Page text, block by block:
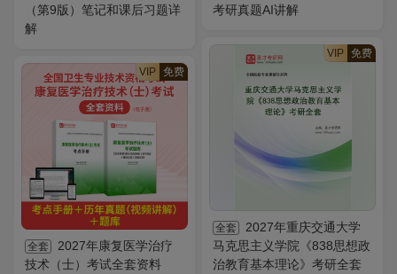
（第9版）笔记和课后习题详
解
考研真题AI讲解
VIP 免费
全套
2027年重庆交通大学
马克思主义学院《838思想政
治教育基本理论》考研全套
VIP 免费
全套
2027年康复医学治疗
技术（士）考试全套资料